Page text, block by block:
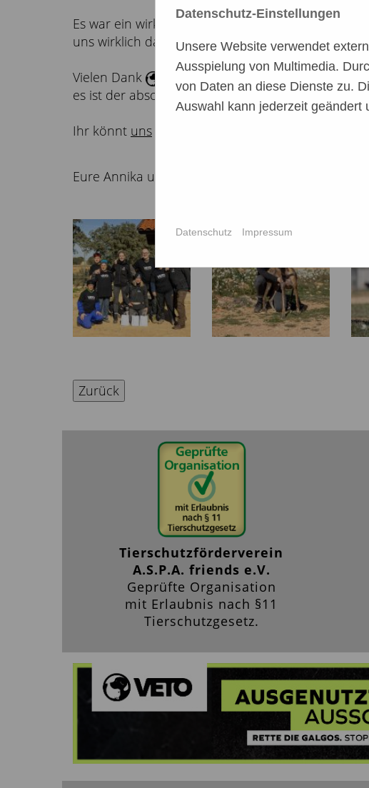
Es war ein wirklich toller Tag mit ganz
uns wirklich das Herz auf.
Vielen Dank
, dass ihr euch Zeit für uns
es ist der absolute Wahnsinn, was ihr bewegt.
Ihr könnt uns
Eure Annika und das gesamte Team von ASPA
Zurück
Tierschutzförderverein
A.S.P.A. friends e.V.
Geprüfte Organisation
mit Erlaubnis nach §11
Tierschutzgesetz.
Datenschutz-Einstellungen
Unsere Website verwendet
Ausspielung von Multimedia.
von Daten an diese Dienste zu.
Auswahl kann jederzeit geändert
Datenschutz Impressum